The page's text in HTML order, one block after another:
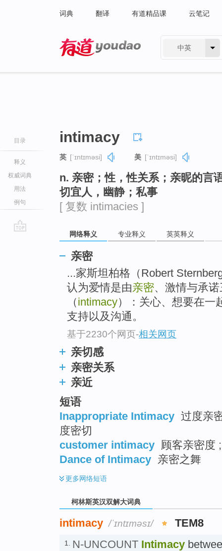
词典 翻译 有道精品课 云笔记
中英
目录
释义
权威词典
用法
例句
intimacy
英 [ˈɪntɪməsi] 美 [ˈɪntɪməsi]
n. 亲密；性，性关系；亲昵的言
切宜人，幽静；私事
[ 复数 intimacies ]
网络释义 专业释义 英英释义
亲密
...家斯坦柏格（Robert
认为爱情是由亲密、激情与承
（intimacy）：关心、想要在一
支持以及沟通。
基于2230个网页-相关网页
亲切感
亲密关系
亲近
短语
Inappropriate Intimacy 过度亲
度密切
customer intimacy 顾客亲密度
Dance of Intimacy 亲密之舞
更多网络短语
柯林斯英汉双解大词典
intimacy /ˈɪntɪməsɪ/ TEM8
1. N-UNCOUNT Intimacy